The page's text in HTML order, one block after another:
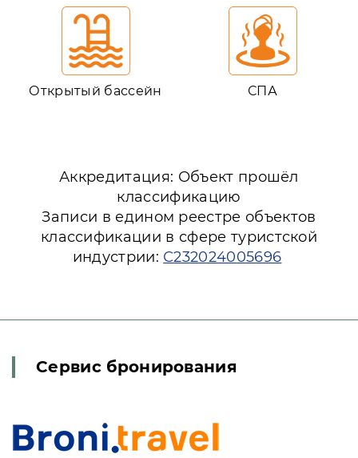
Открытый бассейн СПА
Аккредитация: Объект прошёл
классификацию
Записи в едином реестре объектов
классификации в сфере туристской
индустрии: С232024005696
Сервис бронирования